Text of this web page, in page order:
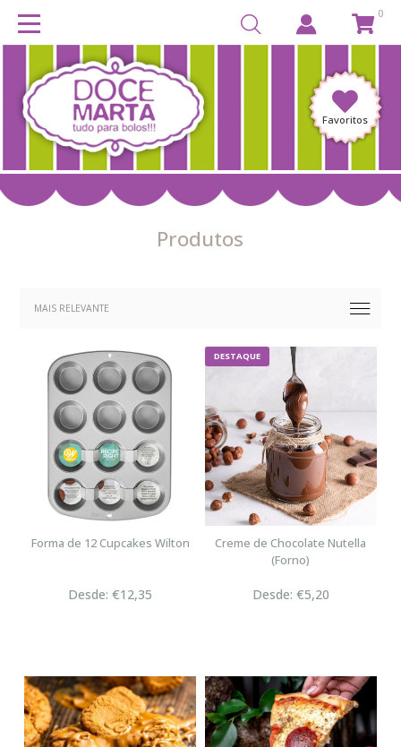
0
Favoritos
Produtos
Forma de 12 Cupcakes Wilton
Desde: €12,35
DESTAQUE
Creme de Chocolate Nutella
(Forno)
Desde: €5,20